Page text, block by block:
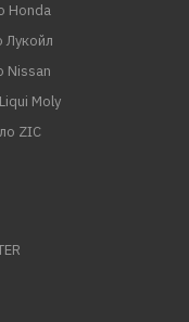
Honda
Лукойл
Nissan
Moly
ZIC